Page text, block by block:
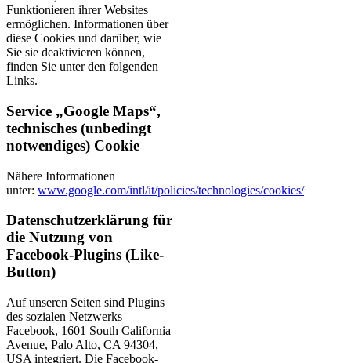
Funktionieren ihrer Websites
ermöglichen. Informationen über
diese Cookies und darüber, wie
Sie sie deaktivieren können,
finden Sie unter den folgenden
Links.
Service „Google Maps“,
technisches (unbedingt
notwendiges) Cookie
Nähere Informationen
unter: www.google.com/intl/it/policies/technologies/cookies/
Datenschutzerklärung für
die Nutzung von
Facebook-Plugins (Like-
Button)
Auf unseren Seiten sind Plugins
des sozialen Netzwerks
Facebook, 1601 South California
Avenue, Palo Alto, CA 94304,
USA integriert. Die Facebook-